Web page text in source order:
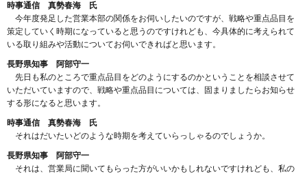
時事通信 真勢春海 氏
今年度発足した営業本部の関係をお伺いしたいのですが、戦略や重点品目を
策定していく時期になっていると思うのですけれども、今具体的に考えられて
いる取り組みや活動についてお伺いできればと思います。
長野県知事 阿部守一
先日も私のところで重点品目をどのようにするのかということを相談させて
いただいていますので、戦略や重点品目については、固まりましたらお知らせ
する形になると思います。
時事通信 真勢春海 氏
それはだいたいどのような時期を考えていらっしゃるのでしょうか。
長野県知事 阿部守一
それは、営業局に聞いてもらった方がいいかもしれないですけれども、私の